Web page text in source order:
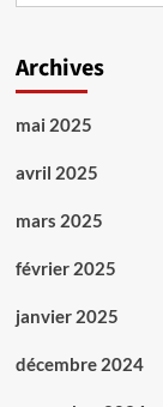
Archives
mai 2025
avril 2025
mars 2025
février 2025
janvier 2025
décembre 2024